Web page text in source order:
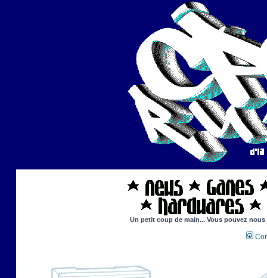
Un petit coup de main... Vous pouvez